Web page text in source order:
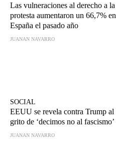
Las vulneraciones al derecho a la
protesta aumentaron un 66,7% en
España el pasado año
JUANAN NAVARRO
SOCIAL
EEUU se revela contra Trump al
grito de ‘decimos no al fascismo’
JUANAN NAVARRO